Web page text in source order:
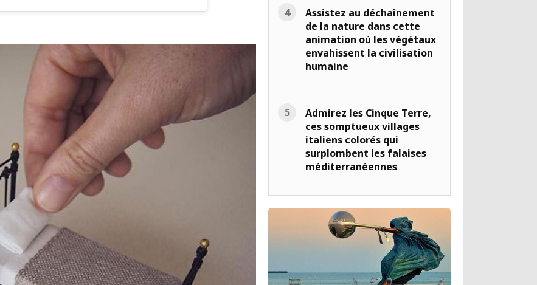
Assistez au déchaînement
de la nature dans cette
animation où les végétaux
envahissent la civilisation
humaine
Admirez les Cinque Terre,
ces somptueux villages
italiens colorés qui
surplombent les falaises
méditerranéennes